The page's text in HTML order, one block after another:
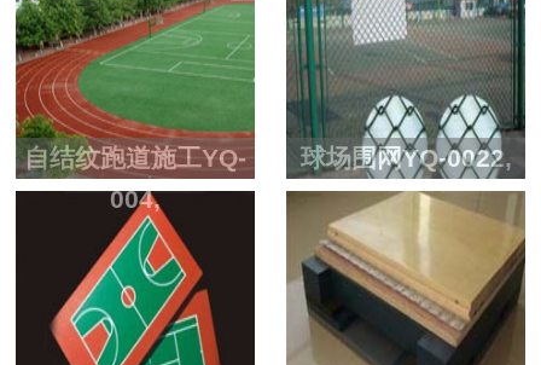
自结纹跑道施工YQ-
004,
球场围网YQ-0022,